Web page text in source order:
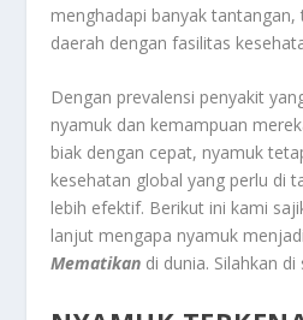
menghadapi banyak
daerah dengan fasilitas
Dengan prevalensi penyakit
nyamuk dan kemampuan
biak dengan cepat, nyamuk
kesehatan global yang perlu di
lebih efektif. Berikut ini kami
lanjut mengapa nyamuk
Mematikan di dunia. Silahkan di